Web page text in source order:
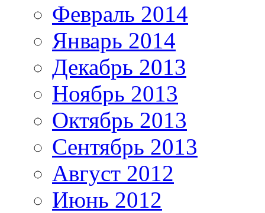
Февраль 2014
Январь 2014
Декабрь 2013
Ноябрь 2013
Октябрь 2013
Сентябрь 2013
Август 2012
Июнь 2012